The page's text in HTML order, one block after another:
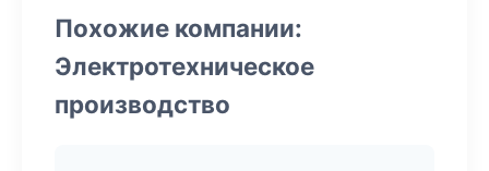
Похожие компании:
Электротехническое
производство